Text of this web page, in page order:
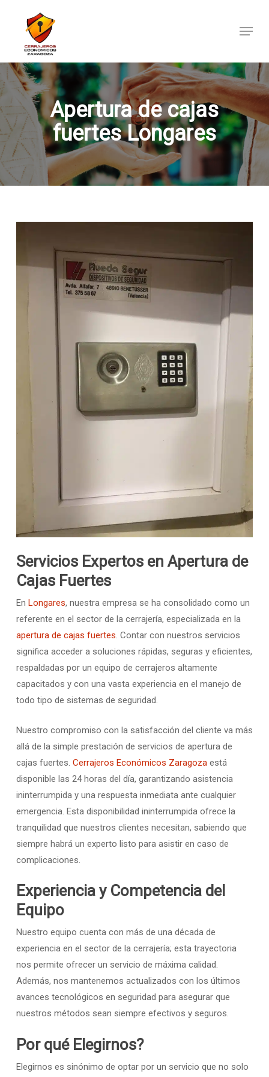
content
Menu
Apertura de cajas
fuertes Longares
Servicios Expertos en Apertura de
Cajas Fuertes
En Longares, nuestra empresa se ha consolidado como un
referente en el sector de la cerrajería, especializada en la
apertura de cajas fuertes. Contar con nuestros servicios
significa acceder a soluciones rápidas, seguras y eficientes,
respaldadas por un equipo de cerrajeros altamente
capacitados y con una vasta experiencia en el manejo de
todo tipo de sistemas de seguridad.
Nuestro compromiso con la satisfacción del cliente va más
allá de la simple prestación de servicios de apertura de
cajas fuertes. Cerrajeros Económicos Zaragozaestá
disponible las 24 horas del día, garantizando asistencia
ininterrumpida y una respuesta inmediata ante cualquier
emergencia. Esta disponibilidad ininterrumpida ofrece la
tranquilidad que nuestros clientes necesitan, sabiendo que
siempre habrá un experto listo para asistir en caso de
complicaciones.
Experiencia y Competencia del
Equipo
Nuestro equipo cuenta con más de una década de
experiencia en el sector de la cerrajería; esta trayectoria
nos permite ofrecer un servicio de máxima calidad.
Además, nos mantenemos actualizados con los últimos
avances tecnológicos en seguridad para asegurar que
nuestros métodos sean siempre efectivos y seguros.
Por qué Elegirnos?
Elegirnos es sinónimo de optar por un servicio que no solo